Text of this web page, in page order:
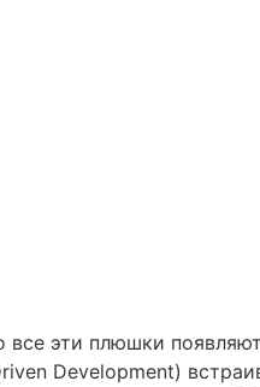
все эти плюшки
Development)